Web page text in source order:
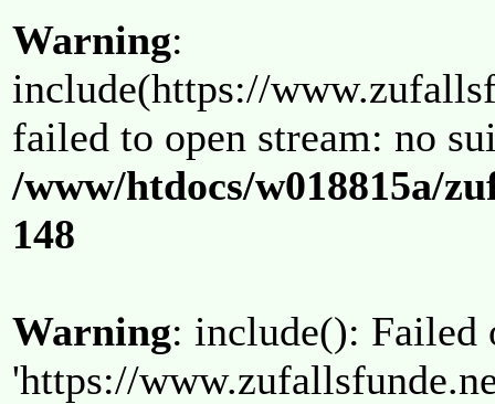
Warning:
include(https://
failed to open stream: no
/www/htdocs/w018815a/
148
Warning: include(): Failed
'https://